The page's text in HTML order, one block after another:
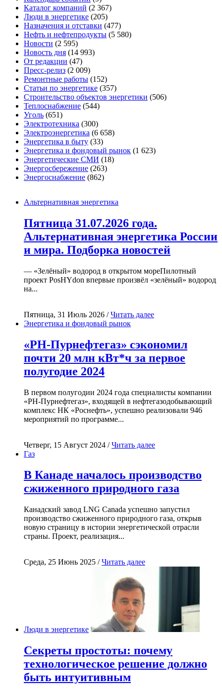
Каталог компаний (2 367)
Люди в энергетике (205)
Назначения и отставки (477)
Нефть и нефтепродукты (5 580)
Новости (2 595)
Новость дня (14 993)
От редакции (47)
Пресс-релиз (2 009)
Ремонтные работы (152)
Статьи по энергетике (357)
Строительство объектов энергетики (506)
Теплоснабжение (544)
Уголь (651)
Электротехника (300)
Электроэнергетика (6 658)
Энергетика в быту (33)
Энергетика и фондовый рынок (1 623)
Энергетические СМИ (18)
Энергосбережение (263)
Энергоснабжение (862)
Альтернативная энергетика
Пятница 31.07.2026 года.
Альтернативная энергетика России
и мира. Подборка новостей
— «Зелёный» водород в открытом мореПилотный
проект PosHYdon впервые произвёл «зелёный» водород
на...
Пятница, 31 Июль 2026 /Читать далее
Энергетика и фондовый рынок
«РН-Пурнефтегаз» сэкономил
почти 20 млн кВт*ч за первое
полугодие 2024
В первом полугодии 2024 года специалисты компании
«РН-Пурнефтегаз», входящей в нефтегазодобывающий
комплекс НК «Роснефть», успешно реализовали 946
мероприятий по программе...
Четверг, 15 Август 2024 /Читать далее
Газ
В Канаде началось производство
сжиженного природного газа
Канадский завод LNG Canada успешно запустил
производство сжиженного природного газа, открыв
новую страницу в истории энергетической отрасли
страны. Проект, реализация...
Среда, 25 Июнь 2025 /Читать далее
Люди в энергетике
Секреты простоты: почему
технологическое решение должно
быть интуитивным